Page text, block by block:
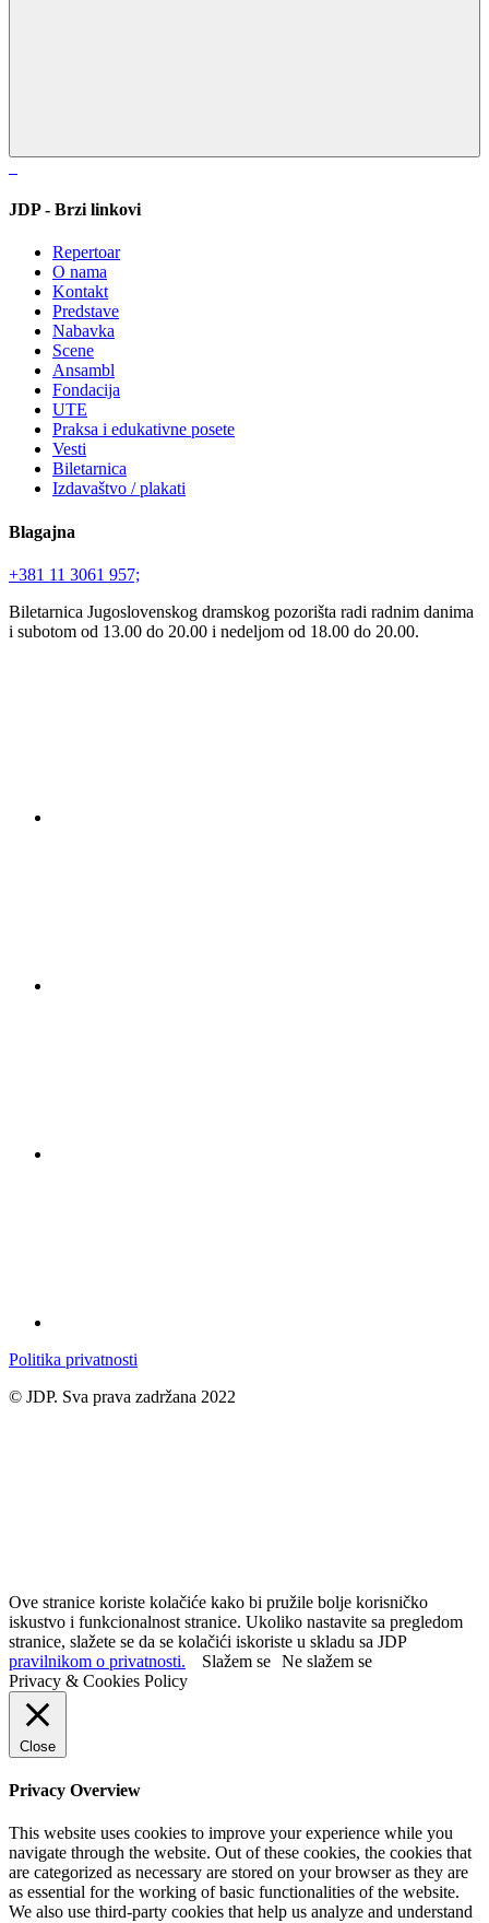
JDP - Brzi linkovi
Repertoar
O nama
Kontakt
Predstave
Nabavka
Scene
Ansambl
Fondacija
UTE
Praksa i edukativne posete
Vesti
Biletarnica
Izdavaštvo / plakati
Blagajna
+381 11 3061 957;
Biletarnica Jugoslovenskog dramskog pozorišta radi radnim danima
i subotom od 13.00 do 20.00 i nedeljom od 18.00 do 20.00.
Politika privatnosti
© JDP. Sva prava zadržana 2022
Ove stranice koriste kolačiće kako bi pružile bolje korisničko
iskustvo i funkcionalnost stranice. Ukoliko nastavite sa pregledom
stranice, slažete se da se kolačići iskoriste u skladu sa JDP
pravilnikom o privatnosti.
Slažem se Ne slažem se
Privacy & Cookies Policy
Close
Privacy Overview
This website uses cookies to improve your experience while you
navigate through the website. Out of these cookies, the cookies that
are categorized as necessary are stored on your browser as they are
as essential for the working of basic functionalities of the website.
We also use third-party cookies that help us analyze and understand